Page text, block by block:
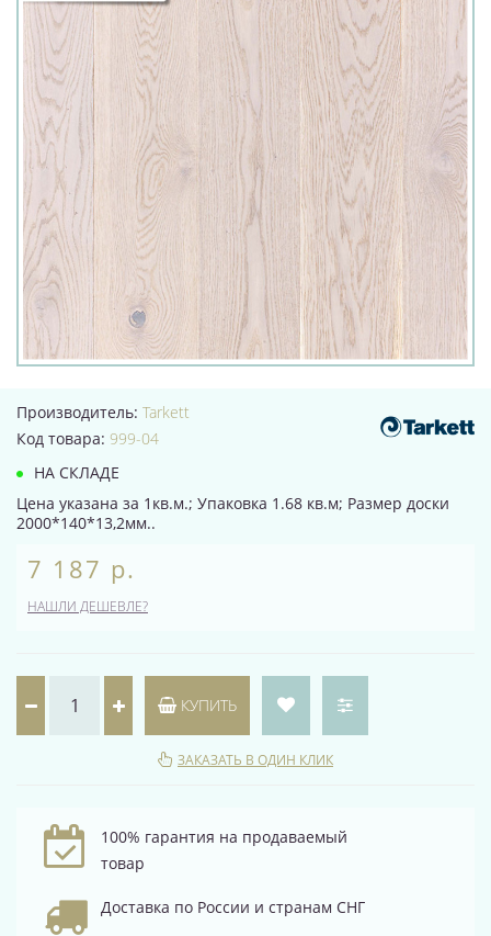
Производитель: Tarkett
Код товара: 999-04
НА СКЛАДЕ
Цена указана за 1кв.м.; Упаковка 1.68 кв.м; Размер доски
2000*140*13,2мм..
7 187 р.
НАШЛИ ДЕШЕВЛЕ?
КУПИТЬ
ЗАКАЗАТЬ В ОДИН КЛИК
100% гарантия на продаваемый
товар
Доставка по России и странам СНГ